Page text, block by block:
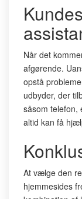
Når det
afgørende.
opstå
udbyder, der
såsom telefon,
altid kan få
At vælge den
hjemmesides